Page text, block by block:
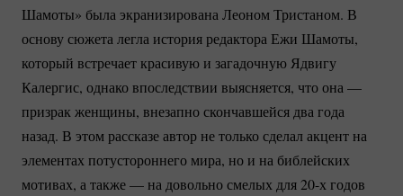
Шамоты» была экранизирована Леоном Тристаном. В
основу сюжета легла история редактора Ежи Шамоты,
который встречает красивую и загадочную Ядвигу
Калергис, однако впоследствии выясняется, что она —
призрак женщины, внезапно скончавшейся два года
назад. В этом рассказе автор не только сделал акцент на
элементах потустороннего мира, но и на библейских
мотивах, а также — на довольно смелых для 20-х годов